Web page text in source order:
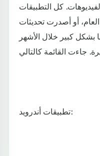
كل التطبيقات
أو أصدرت تحديثات
بشكل كبير خلال الأشهر
تطبيقات أندرويد: